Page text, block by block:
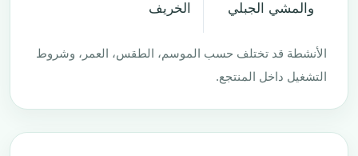
والمشي الجبلي
الخريف
الأنشطة قد تختلف حسب الموسم، الطقس، العمر، وشروط
التشغيل داخل المنتجع.